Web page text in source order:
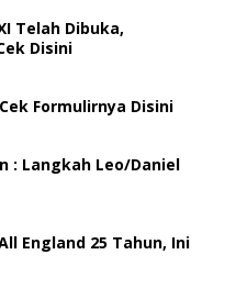
Telah Dibuka,
Disini
Formulirnya Disini
: Langkah Leo/Daniel
England 25 Tahun, Ini